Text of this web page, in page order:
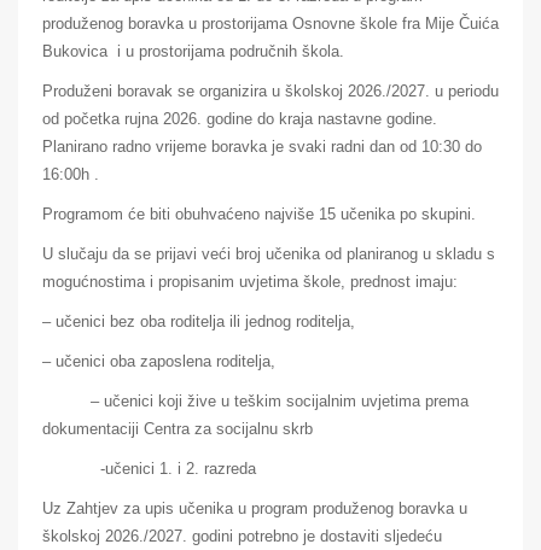
produženog boravka u prostorijama Osnovne škole fra Mije Čuića
Bukovica i u prostorijama područnih škola.
Produženi boravak se organizira u školskoj 2026./2027. u periodu
od početka rujna 2026. godine do kraja nastavne godine.
Planirano radno vrijeme boravka je svaki radni dan od 10:30 do
16:00h .
Programom će biti obuhvaćeno najviše 15 učenika po skupini.
U slučaju da se prijavi veći broj učenika od planiranog u skladu s
mogućnostima i propisanim uvjetima škole, prednost imaju:
– učenici bez oba roditelja ili jednog roditelja,
– učenici oba zaposlena roditelja,
– učenici koji žive u teškim socijalnim uvjetima prema
dokumentaciji Centra za socijalnu skrb
-učenici 1. i 2. razreda
Uz Zahtjev za upis učenika u program produženog boravka u
školskoj 2026./2027. godini potrebno je dostaviti sljedeću